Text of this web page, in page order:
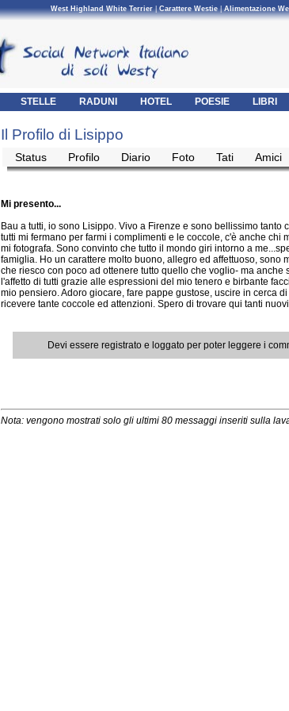
West Highland White Terrier|Carattere Westie|Alimentazione
STELLE RADUNI HOTEL POESIE LIBRI
Il Profilo di Lisippo
Status Profilo Diario Foto Tati Amici
Mi presento...
Bau a tutti, io sono Lisippo. Vivo a Firenze e sono bellissimo tanto
tutti mi fermano per farmi i complimenti e le coccole, c'è anche chi
mi fotografa. Sono convinto che tutto il mondo giri intorno a
famiglia. Ho un carattere molto buono, allegro ed affettuoso, sono
che riesco con poco ad ottenere tutto quello che voglio- ma anche
l'affetto di tutti grazie alle espressioni del mio tenero e birbante
mio pensiero. Adoro giocare, fare pappe gustose, uscire in cerca
ricevere tante coccole ed attenzioni. Spero di trovare qui tanti
Devi essere registrato e loggato per poter leggere i
Nota: vengono mostrati solo gli ultimi 80 messaggi inseriti sulla